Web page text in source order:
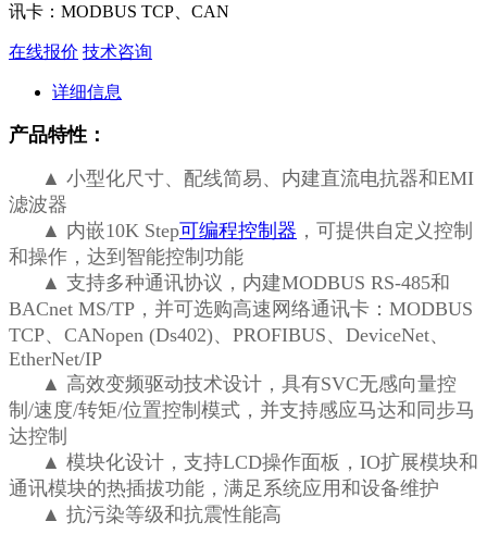
讯卡：MODBUS TCP、CAN
在线报价 技术咨询
详细信息
产品特性：
▲ 小型化尺寸、配线简易、内建直流电抗器和EMI
滤波器
▲ 内嵌10K Step可编程控制器 ，可提供自定义控制
和操作，达到智能控制功能
▲ 支持多种通讯协议，内建MODBUS RS-485和
BACnet MS/TP，并可选购高速网络通讯卡：MODBUS
TCP、CANopen (Ds402)、PROFIBUS、DeviceNet、
EtherNet/IP
▲ 高效变频驱动技术设计，具有SVC无感向量控
制/速度/转矩/位置控制模式，并支持感应马达和同步马
达控制
▲ 模块化设计，支持LCD操作面板，IO扩展模块和
通讯模块的热插拔功能，满足系统应用和设备维护
▲ 抗污染等级和抗震性能高